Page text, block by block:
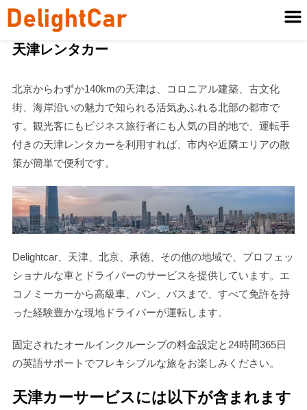
天津レンタカー
北京からわずか140kmの天津は、コロニアル建築、古文化
街、海岸沿いの魅力で知られる活気あふれる北部の都市で
す。観光客にもビジネス旅行者にも人気の目的地で、運転手
付きの天津レンタカーを利用すれば、市内や近隣エリアの散
策が簡単で便利です。
Delightcar、天津、北京、承徳、その他の地域で、プロフェッ
ショナルな車とドライバーのサービスを提供しています。エ
コノミーカーから高級車、バン、バスまで、すべて免許を持
った経験豊かな現地ドライバーが運転します。
固定されたオールインクルーシブの料金設定と24時間365日
の英語サポートでフレキシブルな旅をお楽しみください。
天津カーサービスには以下が含まれます